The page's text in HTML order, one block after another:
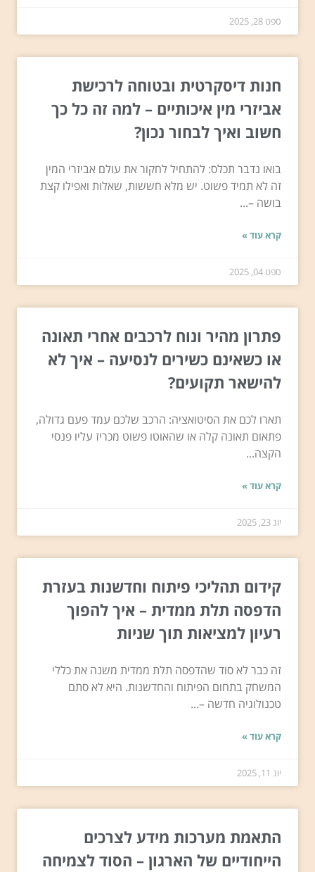
ספט 28, 2025
חנות דיסקרטית ובטוחה לרכישת
אביזרי מין איכותיים – למה זה כל כך
חשוב ואיך לבחור נכון?
בואו נדבר תכלס: להתחיל לחקור את עולם אביזרי המין
זה לא תמיד פשוט. יש מלא חששות, שאלות ואפילו קצת
בושה –...
קרא עוד »
ספט 04, 2025
פתרון מהיר ונוח לרכבים אחרי תאונה
או כשאינם כשירים לנסיעה – איך לא
להישאר תקועים?
תארו לכם את הסיטואציה: הרכב שלכם עמד פעם גדולה,
פתאום תאונה קלה או שהאוטו פשוט מכריז עליו פנסי
הקצה...
קרא עוד »
יונ 23, 2025
קידום תהליכי פיתוח וחדשנות בעזרת
הדפסה תלת ממדית – איך להפוך
רעיון למציאות תוך שניות
זה כבר לא סוד שהדפסה תלת ממדית משנה את כללי
המשחק בתחום הפיתוח והחדשנות. היא לא סתם
טכנולוגיה חדשה –...
קרא עוד »
יונ 11, 2025
התאמת מערכות מידע לצרכים
הייחודיים של הארגון – הסוד לצמיחה